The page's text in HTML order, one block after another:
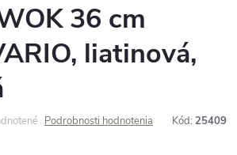
36 cm
liatinová,
Podrobnosti hodnotenia Kód: 25409